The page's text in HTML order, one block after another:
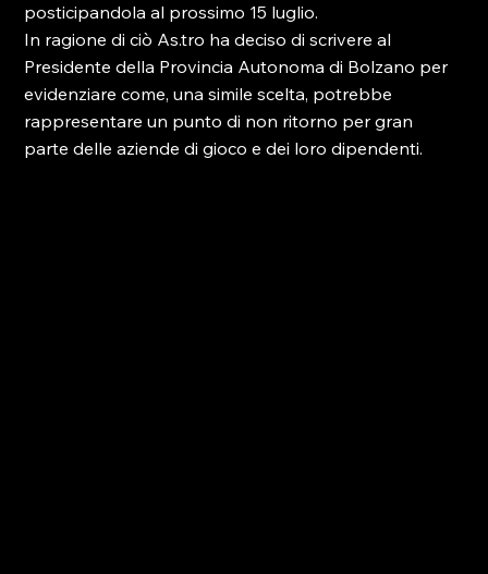
posticipandola al prossimo 15 luglio.
In ragione di ciò As.tro ha deciso di scrivere al
Presidente della Provincia Autonoma di Bolzano per
evidenziare come, una simile scelta, potrebbe
rappresentare un punto di non ritorno per gran
parte delle aziende di gioco e dei loro dipendenti.